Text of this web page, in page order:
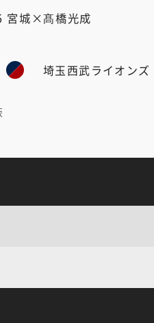
宮城×髙橋光成
埼玉西武ライオンズ